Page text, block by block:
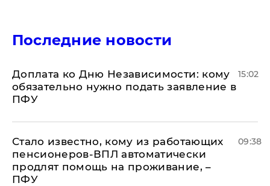
Последние новости
Доплата ко Дню Независимости: кому
обязательно нужно подать заявление в
ПФУ
15:02
Стало известно, кому из работающих
пенсионеров-ВПЛ автоматически
продлят помощь на проживание, –
ПФУ
09:38